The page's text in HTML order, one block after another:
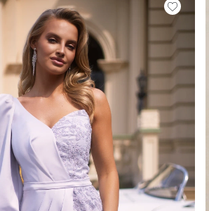
BOHO
JEANS
ABITI IN MAGLIA
CON PAILLETTES
CATEGORIE POPOLARI
PER IL MATRIMONIO
NOVITÀ
SCOPRI LE NOVITÀ